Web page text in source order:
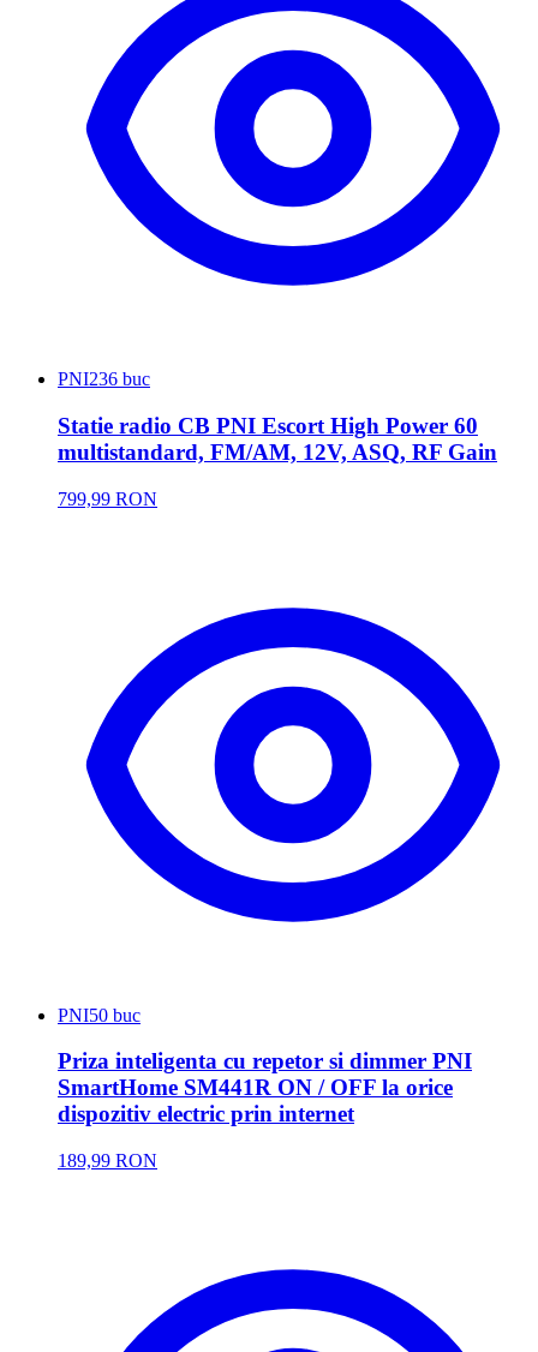
PNI236 buc
Statie radio CB PNI Escort High Power 60
multistandard, FM/AM, 12V, ASQ, RF Gain
799,99 RON
PNI50 buc
Priza inteligenta cu repetor si dimmer PNI
SmartHome SM441R ON / OFF la orice
dispozitiv electric prin internet
189,99 RON